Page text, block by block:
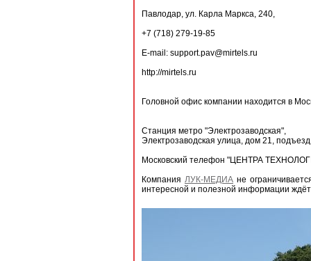
Павлодар, ул. Карла Маркса, 240,
+7 (718) 279-19-85
E-mail: support.pav@mirtels.ru
http://mirtels.ru
Головной офис компании находится в
Станция метро "Электрозаводская",
Электрозаводская улица, дом 21,
Московский телефон "ЦЕНТРА
Компания ЛУК-МЕДИА не
интересной и полезной информации